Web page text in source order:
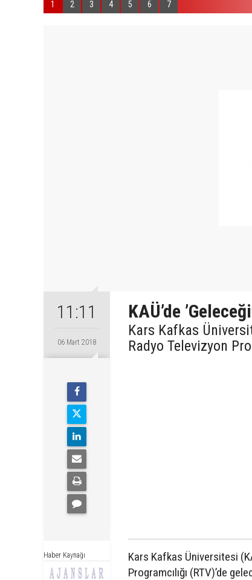
1 2 3 4 5 6 7
11:11
06 Mart 2018
Haber Kaynağı
KAÜ’de
Kars Kafkas
Radyo Televizyon
Kars Kafkas Üniversitesi
Programcılığı (RTV)’de